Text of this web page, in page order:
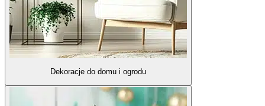
Dekoracje do domu i ogrodu